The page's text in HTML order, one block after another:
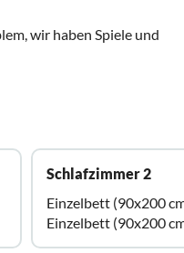
wir haben Spiele und
Schlafzimmer 2
Einzelbett (90x200
Einzelbett (90x200